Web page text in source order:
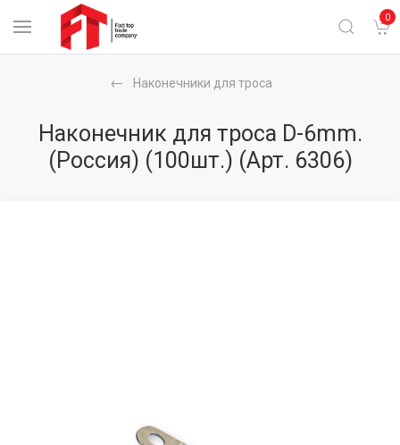
0
Наконечники для троса
Наконечник для троса D-6mm.
(Россия) (100шт.) (Арт. 6306)